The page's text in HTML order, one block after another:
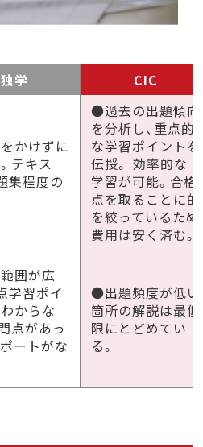
独学 CIC
かけずに
テキス
集程度の
●過去の出題傾向
を分析し、重点的
な学習ポイントを
伝授。 効率的な
学習が可能。合格
点を取ることに的
を絞っているため
費用は安く済む。
囲が広
学習ポイ
からな
点があっ
ートがな
●出題頻度が低い
箇所の解説は最低
限にとどめてい
る。